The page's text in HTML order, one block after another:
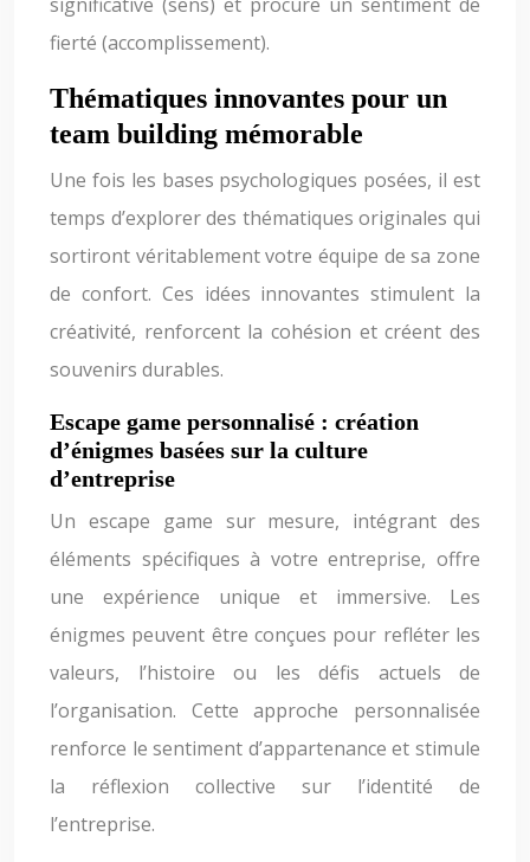
fierté (accomplissement).
Thématiques innovantes pour un
team building mémorable
Une fois les bases psychologiques posées, il est
temps d’explorer des thématiques originales qui
sortiront véritablement votre équipe de sa zone
de confort. Ces idées innovantes stimulent la
créativité, renforcent la cohésion et créent des
souvenirs durables.
Escape game personnalisé : création
d’énigmes basées sur la culture
d’entreprise
Un escape game sur mesure, intégrant des
éléments spécifiques à votre entreprise, offre
une expérience unique et immersive. Les
énigmes peuvent être conçues pour refléter les
valeurs, l’histoire ou les défis actuels de
l’organisation. Cette approche personnalisée
renforce le sentiment d’appartenance et stimule
la réflexion collective sur l’identité de
l’entreprise.